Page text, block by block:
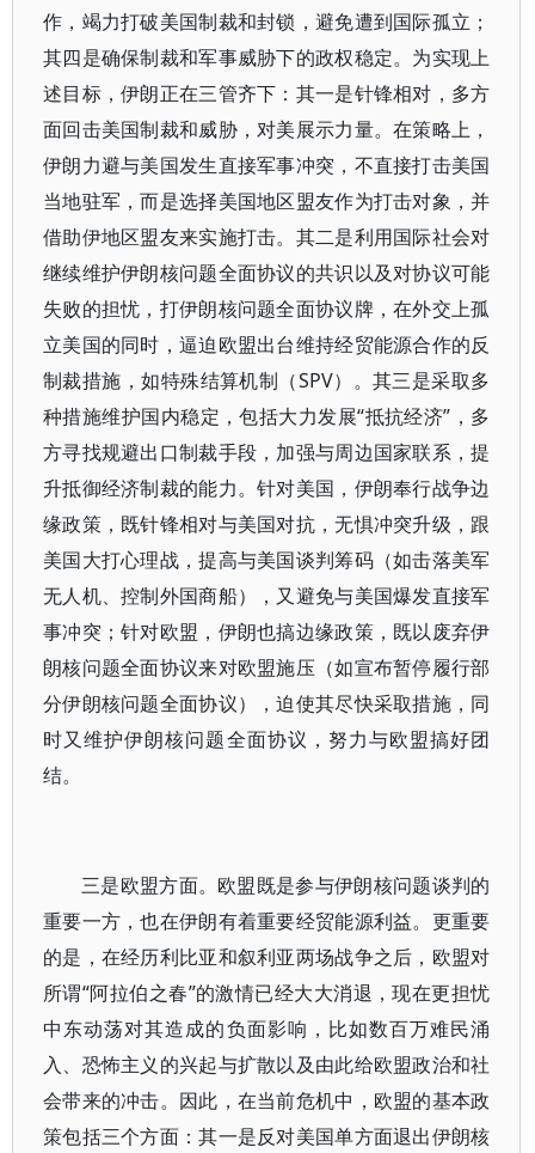
作，竭力打破美国制裁和封锁，避免遭到国际孤立；
其四是确保制裁和军事威胁下的政权稳定。为实现上
述目标，伊朗正在三管齐下：其一是针锋相对，多方
面回击美国制裁和威胁，对美展示力量。在策略上，
伊朗力避与美国发生直接军事冲突，不直接打击美国
当地驻军，而是选择美国地区盟友作为打击对象，并
借助伊地区盟友来实施打击。其二是利用国际社会对
继续维护伊朗核问题全面协议的共识以及对协议可能
失败的担忧，打伊朗核问题全面协议牌，在外交上孤
立美国的同时，逼迫欧盟出台维持经贸能源合作的反
制裁措施，如特殊结算机制（SPV）。其三是采取多
种措施维护国内稳定，包括大力发展“抵抗经济”，多
方寻找规避出口制裁手段，加强与周边国家联系，提
升抵御经济制裁的能力。针对美国，伊朗奉行战争边
缘政策，既针锋相对与美国对抗，无惧冲突升级，跟
美国大打心理战，提高与美国谈判筹码（如击落美军
无人机、控制外国商船），又避免与美国爆发直接军
事冲突；针对欧盟，伊朗也搞边缘政策，既以废弃伊
朗核问题全面协议来对欧盟施压（如宣布暂停履行部
分伊朗核问题全面协议），迫使其尽快采取措施，同
时又维护伊朗核问题全面协议，努力与欧盟搞好团
结。
三是欧盟方面。欧盟既是参与伊朗核问题谈判的
重要一方，也在伊朗有着重要经贸能源利益。更重要
的是，在经历利比亚和叙利亚两场战争之后，欧盟对
所谓“阿拉伯之春”的激情已经大大消退，现在更担忧
中东动荡对其造成的负面影响，比如数百万难民涌
入、恐怖主义的兴起与扩散以及由此给欧盟政治和社
会带来的冲击。因此，在当前危机中，欧盟的基本政
策包括三个方面：其一是反对美国单方面退出伊朗核